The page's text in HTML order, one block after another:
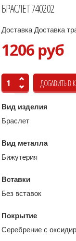
БРАСЛЕТ 740202
Доставка Доставка
1206 руб
Вид изделия
Браслет
Вид металла
Бижутерия
Вставки
Без вставок
Покрытие
Серебрение с